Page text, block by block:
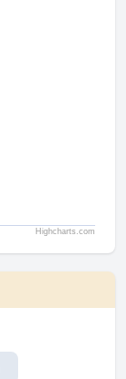
Highcharts.com